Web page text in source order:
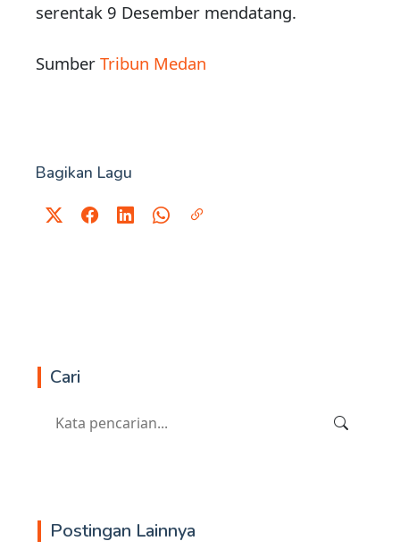
serentak 9 Desember mendatang.
Sumber Tribun Medan
Bagikan Lagu
Cari
Postingan Lainnya